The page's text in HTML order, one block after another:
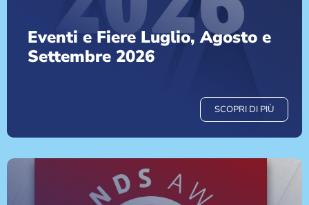
Eventi e Fiere Luglio, Agosto e
Settembre 2026
SCOPRI DI PIÙ